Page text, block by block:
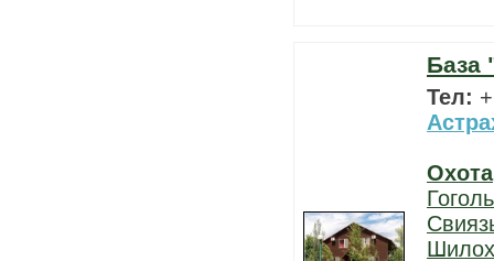
База
Тел:
Охота
Гоголь